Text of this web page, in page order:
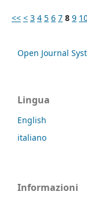
<< < 3 4 5 6 7 8 9
Open Journal
Lingua
English
italiano
Informazioni